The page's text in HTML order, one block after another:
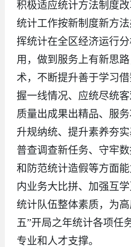
积极适应统计方法制度
统计工作按新制度新方
挥统计在全区经济运行
用，做到服务上有新思
术，不断提升善于学习
握一线情况、应统尽统客
质量出成果出精品、服
升规纳统、提升素养夯
普查调查新任务、守牢
和防范统计造假等方面
内业务大比拼、加强互
统计队伍整体素质， 为
五”开局之年统计各项任
专业和人才支撑。